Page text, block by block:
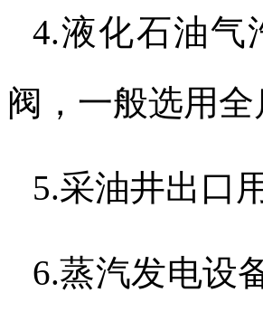
4.液化石油气
阀，一般选用
5.采油井出口
6.蒸汽发电设